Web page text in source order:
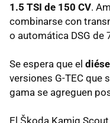
1.5 TSI de 150 CV.
combinarse con
o automática DSG de
Se espera que el
versiones G-TEC que
gama se agreguen